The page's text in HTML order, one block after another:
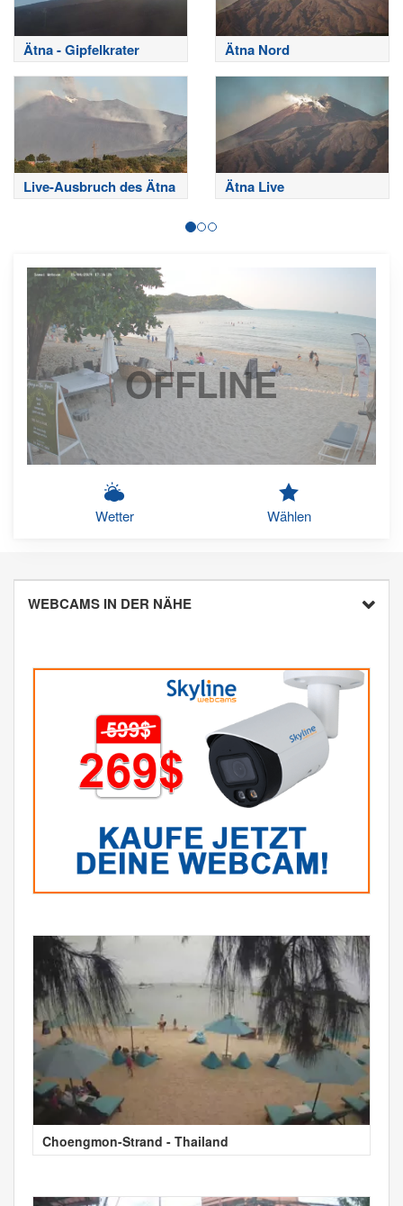
Ätna - Gipfelkrater Ätna Nord
Live-Ausbruch des Ätna Ätna Live
OFFLINE
Wetter Wählen
WEBCAMS IN DER NÄHE
Choengmon-Strand - Thailand